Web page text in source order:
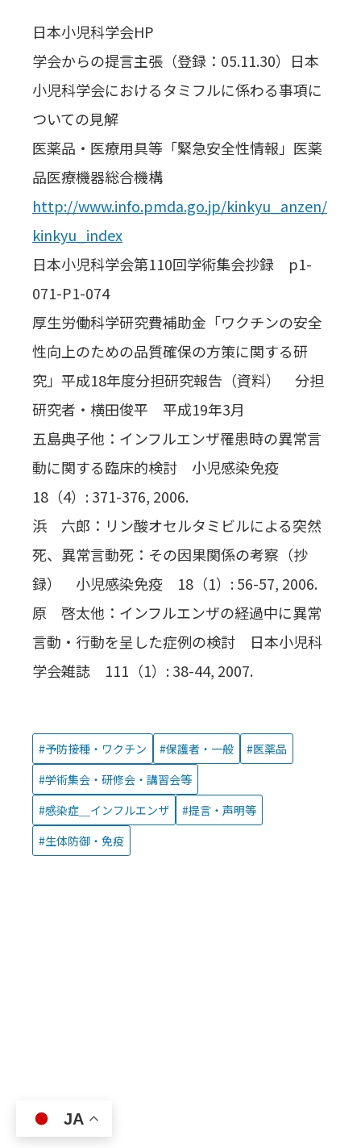
日本小児科学会HP
学会からの提言主張（登録：05.11.30）日本
小児科学会におけるタミフルに係わる事項に
ついての見解
医薬品・医療用具等「緊急安全性情報」医薬
品医療機器総合機構
http://www.info.pmda.go.jp/kinkyu_anzen/
kinkyu_index
日本小児科学会第110回学術集会抄録 p1-
071-P1-074
厚生労働科学研究費補助金「ワクチンの安全
性向上のための品質確保の方策に関する研
究」平成18年度分担研究報告（資料） 分担
研究者・横田俊平 平成19年3月
五島典子他：インフルエンザ罹患時の異常言
動に関する臨床的検討 小児感染免疫
18（4）: 371-376, 2006.
浜 六郎：リン酸オセルタミビルによる突然
死、異常言動死：その因果関係の考察（抄
録） 小児感染免疫 18（1）: 56-57, 2006.
原 啓太他：インフルエンザの経過中に異常
言動・行動を呈した症例の検討 日本小児科
学会雑誌 111（1）: 38-44, 2007.
予防接種・ワクチン 保護者・一般
医薬品
学術集会・研修会・講習会等
感染症＿インフルエンザ
提言・声明等
生体防御・免疫
JA